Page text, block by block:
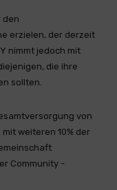
den
erzielen, der derzeit
nimmt jedoch mit
die ihre
sollten.
von
weiteren 10% der
Community -